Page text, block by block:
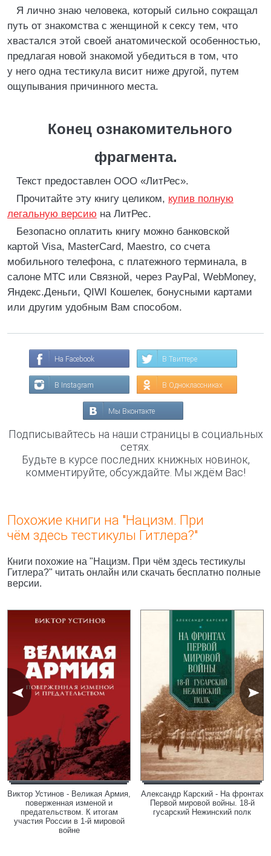
Я лично знаю человека, который сильно сокращал
путь от знакомства с женщиной к сексу тем, что
хвастался этой своей анатомической особенностью,
предлагая новой знакомой убедиться в том, что
у него одна тестикула висит ниже другой, путем
ощупывания причинного места.
Конец ознакомительного
фрагмента.
Текст предоставлен ООО «ЛитРес».
Прочитайте эту книгу целиком, купив полную
легальную версию на ЛитРес.
Безопасно оплатить книгу можно банковской
картой Visa, MasterCard, Maestro, со счета
мобильного телефона, с платежного терминала, в
салоне МТС или Связной, через PayPal, WebMoney,
Яндекс.Деньги, QIWI Кошелек, бонусными картами
или другим удобным Вам способом.
На Facebook В Твиттере
В Instagram В Одноклассниках
Мы Вконтакте
Подписывайтесь на наши страницы в социальных
сетях.
Будьте в курсе последних книжных новинок,
комментируйте, обсуждайте. Мы ждём Вас!
Похожие книги на "Нацизм. При
чём здесь тестикулы Гитлера?"
Книги похожие на "Нацизм. При чём здесь тестикулы
Гитлера?" читать онлайн или скачать бесплатно полные
версии.
Виктор Устинов - Великая Армия,
поверженная изменой и
предательством. К итогам
участия России в 1-й мировой
войне
Александр Карский - На фронтах
Первой мировой войны. 18-й
гусарский Нежинский полк